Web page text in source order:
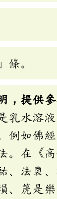
」條。
，提供參
乳水溶
例如佛
。在《
、法
、箎是